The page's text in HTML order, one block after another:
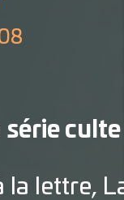
série culte
la lettre,